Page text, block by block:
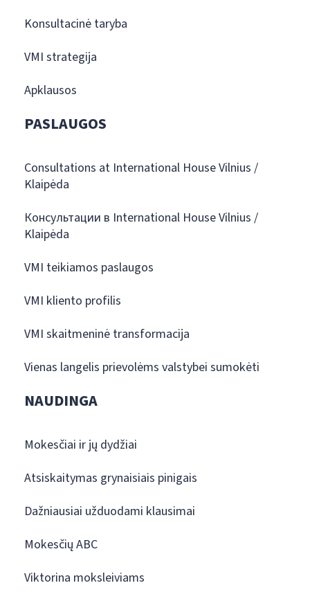
Konsultacinė taryba
VMI strategija
Apklausos
PASLAUGOS
Consultations at International House Vilnius /
Klaipėda
Консультации в International House Vilnius /
Klaipėda
VMI teikiamos paslaugos
VMI kliento profilis
VMI skaitmeninė transformacija
Vienas langelis prievolėms valstybei sumokėti
NAUDINGA
Mokesčiai ir jų dydžiai
Atsiskaitymas grynaisiais pinigais
Dažniausiai užduodami klausimai
Mokesčių ABC
Viktorina moksleiviams